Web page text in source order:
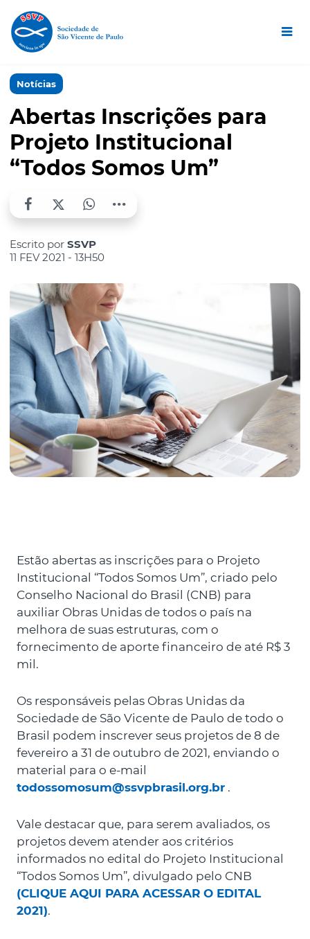
Notícias
Abertas Inscrições para
Projeto Institucional
“Todos Somos Um”
Escrito por SSVP
11 FEV 2021 - 13H50
Estão abertas as inscrições para o Projeto
Institucional “Todos Somos Um”, criado pelo
Conselho Nacional do Brasil (CNB) para
auxiliar Obras Unidas de todos o país na
melhora de suas estruturas, com o
fornecimento de aporte financeiro de até R$ 3
mil.
Os responsáveis pelas Obras Unidas da
Sociedade de São Vicente de Paulo de todo o
Brasil podem inscrever seus projetos de 8 de
fevereiro a 31 de outubro de 2021, enviando o
material para o e-mail
todossomosum@ssvpbrasil.org.br .
Vale destacar que, para serem avaliados, os
projetos devem atender aos critérios
informados no edital do Projeto Institucional
“Todos Somos Um”, divulgado pelo CNB
(CLIQUE AQUI PARA ACESSAR O EDITAL
2021).